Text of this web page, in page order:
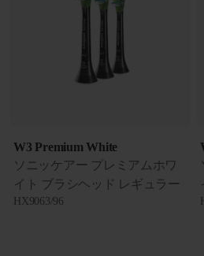
W3 Premium White
ソニッケアー プレミアムホワ
イト ブラシヘッド レギュラー
HX9063/96